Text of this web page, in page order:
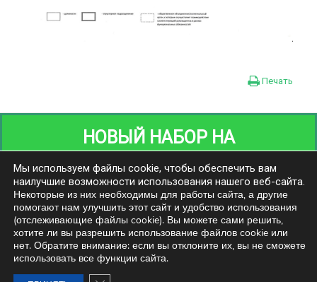
Печать
Мы используем файлы cookie, чтобы обеспечить вам
наилучшие возможности использования нашего веб-сайта.
Некоторые из них необходимы для работы сайта, а другие
помогают нам улучшить этот сайт и удобство использования
(отслеживающие файлы cookie). Вы можете сами решить,
хотите ли вы разрешить использование файлов cookie или
нет. Обратите внимание: если вы отклоните их, вы не сможете
использовать все функции сайта.
НОВЫЙ НАБОР НА
ПЕРЕПОДГОТОВКУ
НОВОСТИ
Email:
ipo@grsu.by
.
Приемная:
тел./факс: 41-15-23